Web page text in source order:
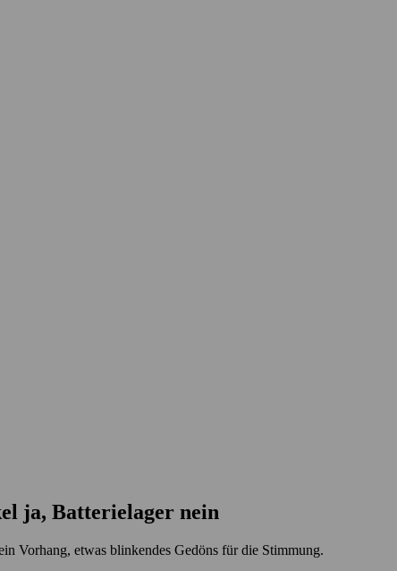
ja, Batterielager nein
Vorhang, etwas blinkendes Gedöns für die Stimmung.